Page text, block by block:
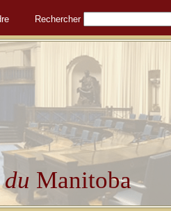
Rechercher
du Manitoba